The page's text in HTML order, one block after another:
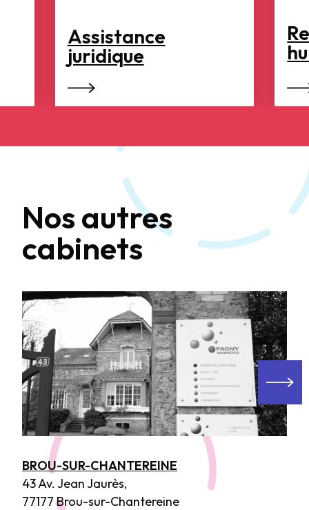
Assistance
juridique
Nos autres
cabinets
BROU-SUR-CHANTEREINE
43 Av. Jean Jaurès,
77177 Brou-sur-Chantereine